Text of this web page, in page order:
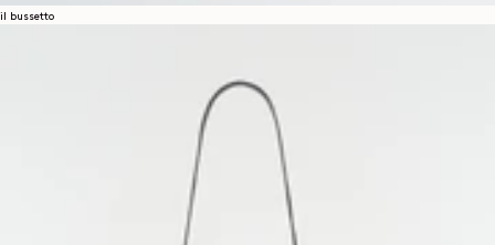
il bussetto